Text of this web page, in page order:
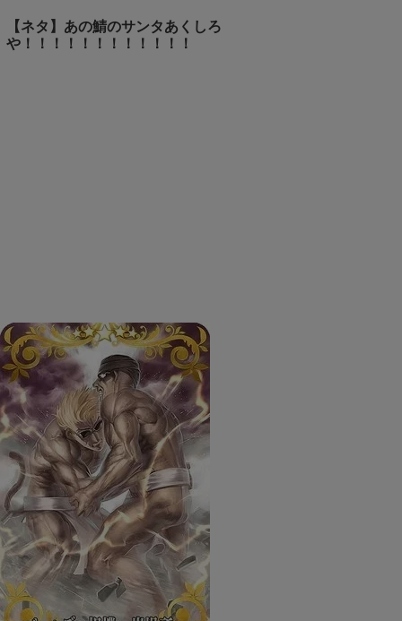
【ネタ】あの鯖のサンタあくしろ
や！！！！！！！！！！！！